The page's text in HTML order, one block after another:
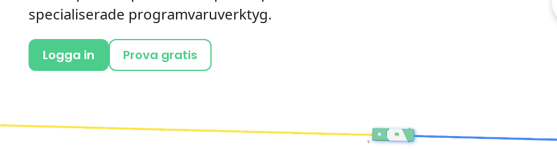
specialiserade programvaruverktyg.
Logga in Prova gratis